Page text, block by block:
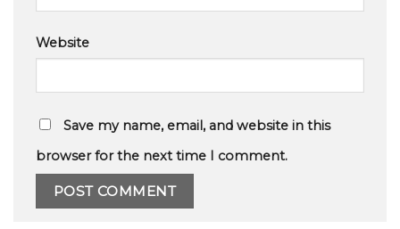
Website
Save my name, email, and website in this
browser for the next time I comment.